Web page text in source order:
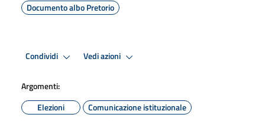
Documento albo Pretorio
Condividi Vedi azioni
Argomenti:
Elezioni
Comunicazione istituzionale